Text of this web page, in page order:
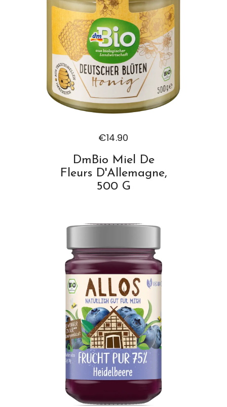
€14.90
DmBio Miel De
Fleurs D'Allemagne,
500 G